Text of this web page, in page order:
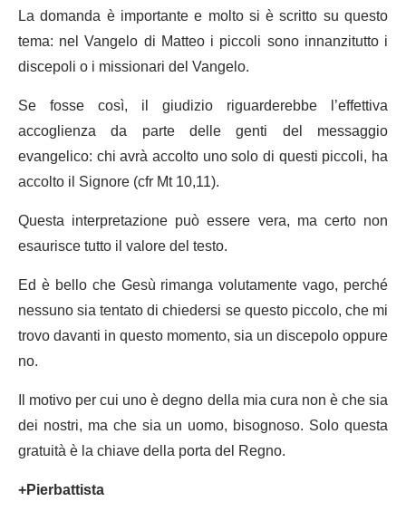
La domanda è importante e molto si è scritto su questo
tema: nel Vangelo di Matteo i piccoli sono innanzitutto i
discepoli o i missionari del Vangelo.
Se fosse così, il giudizio riguarderebbe l’effettiva
accoglienza da parte delle genti del messaggio
evangelico: chi avrà accolto uno solo di questi piccoli, ha
accolto il Signore (cfr Mt 10,11).
Questa interpretazione può essere vera, ma certo non
esaurisce tutto il valore del testo.
Ed è bello che Gesù rimanga volutamente vago, perché
nessuno sia tentato di chiedersi se questo piccolo, che mi
trovo davanti in questo momento, sia un discepolo oppure
no.
Il motivo per cui uno è degno della mia cura non è che sia
dei nostri, ma che sia un uomo, bisognoso. Solo questa
gratuità è la chiave della porta del Regno.
+Pierbattista